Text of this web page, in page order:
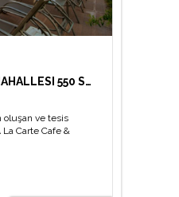
VILLA ADA DELUXE (KADINLAR DENIZI MAHALLESI 550 SOKAK KUSADASI AYDIN)
oluşan ve tesis
Carte Cafe &
sahiptir.